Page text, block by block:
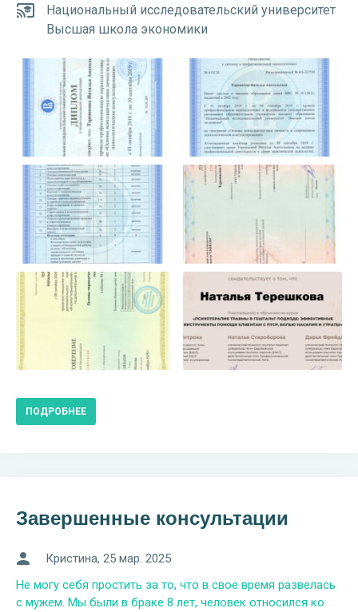
Национальный исследовательский университет
Высшая школа экономики
ПОДРОБНЕЕ
Завершенные консультации
Кристина, 25 мар. 2025
Не могу себя простить за то, что в свое время развелась
с мужем. Мы были в браке 8 лет, человек относился ко